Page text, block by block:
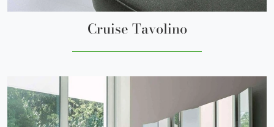
Cruise Tavolino